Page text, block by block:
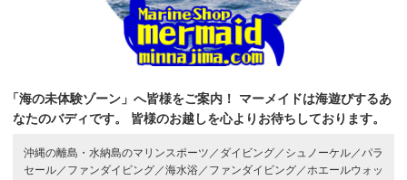
「海の未体験ゾーン」へ皆様をご案内！
マーメイドは海遊びするあ
なたのバディです。
皆様のお越しを心よりお待ちしております。
沖縄の離島・水納島のマリンスポーツ／ ダイビング／ シュノーケル／パラ
セール／ ファンダイビング／海水浴／ ファンダイビング／ホエールウォッ